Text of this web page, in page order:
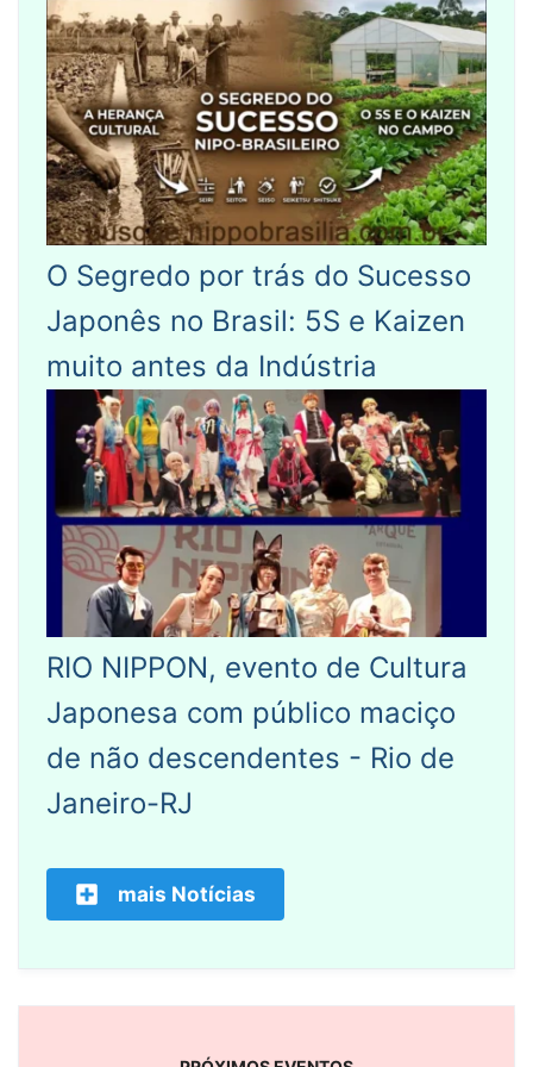
O Segredo por trás do Sucesso
Japonês no Brasil: 5S e Kaizen
muito antes da Indústria
RIO NIPPON, evento de Cultura
Japonesa com público maciço
de não descendentes - Rio de
Janeiro-RJ
mais Notícias